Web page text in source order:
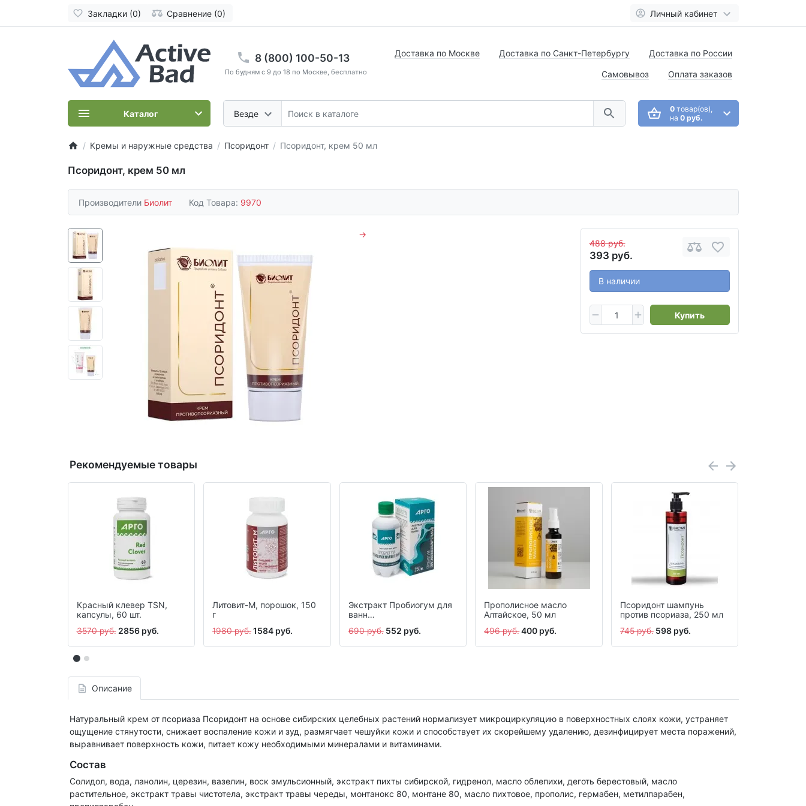
Закладки (0) Сравнение (0) Личный кабинет
8 (800) 100-50-13
По будням с 9 до 18 по Москве, бесплатно
Везде
Доставка по Москве Доставка по Санкт-Петербургу Доставка по России
Самовывоз Оплата заказов
0товар(ов),
на 0 руб.
Каталог
Кремы и наружные средства Псоридонт Псоридонт, крем 50 мл
Псоридонт, крем 50 мл
Производители Биолит Код Товара: 9970
488 руб.
393 руб.
В наличии
Купить
→
Рекомендуемые товары
Красный клевер ТSN,
капсулы, 60 шт.
3570 руб. 2856 руб.
Литовит-М, порошок, 150
г
1980 руб.1584 руб.
Экстракт Пробиогум для
ванн
250 мл
690 руб. 552 руб.
Прополисное масло
Алтайское, 50 мл
496 руб.400 руб.
Псоридонт шампунь
против псориаза, 250 мл
745 руб. 598 руб.
Описание
Натуральный крем от псориаза Псоридонт на основе сибирских целебных растений нормализует микроциркуляцию в поверхностных слоях кожи, устраняет
ощущение стянутости, снижает воспаление кожи и зуд, размягчает чешуйки кожи и способствует их скорейшему удалению, дезинфицирует места поражений,
выравнивает поверхность кожи, питает кожу необходимыми минералами и витаминами.
Состав
Солидол, вода, ланолин, церезин, вазелин, воск эмульсионный, экстракт пихты сибирской, гидренол, масло облепихи, деготь берестовый, масло
растительное, экстракт травы чистотела, экстракт травы череды, монтанокс 80, монтане 80, масло пихтовое, прополис, гермабен, метилпарабен,